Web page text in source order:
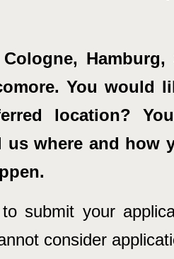
You would
location?
us where and how
submit your
consider